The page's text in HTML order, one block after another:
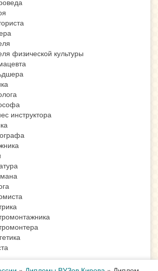
физической культуры
инструктора